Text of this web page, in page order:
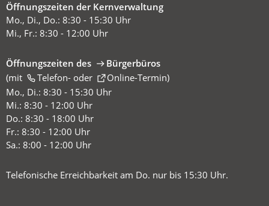
Öffnungszeiten der Kernverwaltung
Mo., Di., Do.: 8:30 - 15:30 Uhr
Mi., Fr.: 8:30 - 12:00 Uhr
Öffnungszeiten des
Bürgerbüros
(mit
Telefon-oder Online-Termin
(Öffnet
in
einem
neuen
Tab)
)
Mo., Di.: 8:30 - 15:30 Uhr
Mi.: 8:30 - 12:00 Uhr
Do.: 8:30 - 18:00 Uhr
Fr.: 8:30 - 12:00 Uhr
Sa.: 8:00 - 12:00 Uhr
Telefonische Erreichbarkeit am Do. nur bis 15:30 Uhr.